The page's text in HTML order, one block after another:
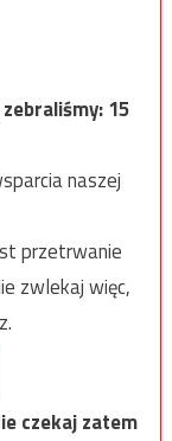
zebraliśmy:15
naszej
przetrwanie
zwlekaj więc,
czekaj zatem